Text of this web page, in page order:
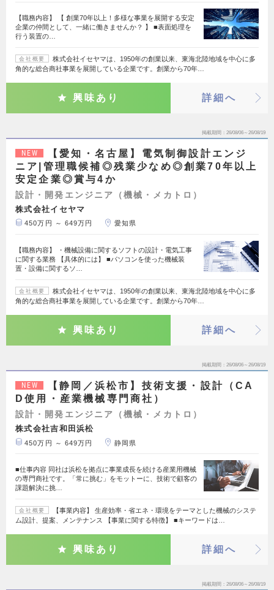
【職務内容】 【 創業70年以上！多様な事業を展開する安定
企業の仲間として、一緒に働きませんか？ 】 ■表面処理を
行う装置の…
会社概要
株式会社イセヤマは、1950年の創業以来、東海北陸地域を中心に多
角的な総合商社事業を展開している企業です。創業から70年…
興味あり 詳細へ
掲載期間 26/08/06～26/08/19
NEW
【愛知・名古屋】電気制御設計エンジ
ニア|管理職候補◎残業少なめ◎創業70年以上
安定企業◎賞与4か
設計・開発エンジニア（機械・メカトロ）
株式会社イセヤマ
450万円 ～ 649万円 愛知県
【職務内容】 ・機械設備に関するソフトの設計・電気工事
に関する業務 【具体的には】 ■パソコンを使った機械装
置・設備に関するソ…
会社概要
株式会社イセヤマは、1950年の創業以来、東海北陸地域を中心に多
角的な総合商社事業を展開している企業です。創業から70年…
興味あり 詳細へ
掲載期間 26/08/06～26/08/19
NEW
【静岡／浜松市】技術支援・設計（CA
D使用・産業機械専門商社）
設計・開発エンジニア（機械・メカトロ）
株式会社吉和田浜松
450万円 ～ 649万円 静岡県
■仕事内容 同社は浜松を拠点に事業成長を続ける産業用機械
の専門商社です。「常に挑む」をモットーに、技術で顧客の
課題解決に挑…
会社概要
【事業内容】 生産効率・省エネ・環境をテーマとした機械のシステ
ム設計、提案、メンテナンス 【事業に関する特徴】 ■キーワードは…
興味あり 詳細へ
掲載期間 26/08/06～26/08/19